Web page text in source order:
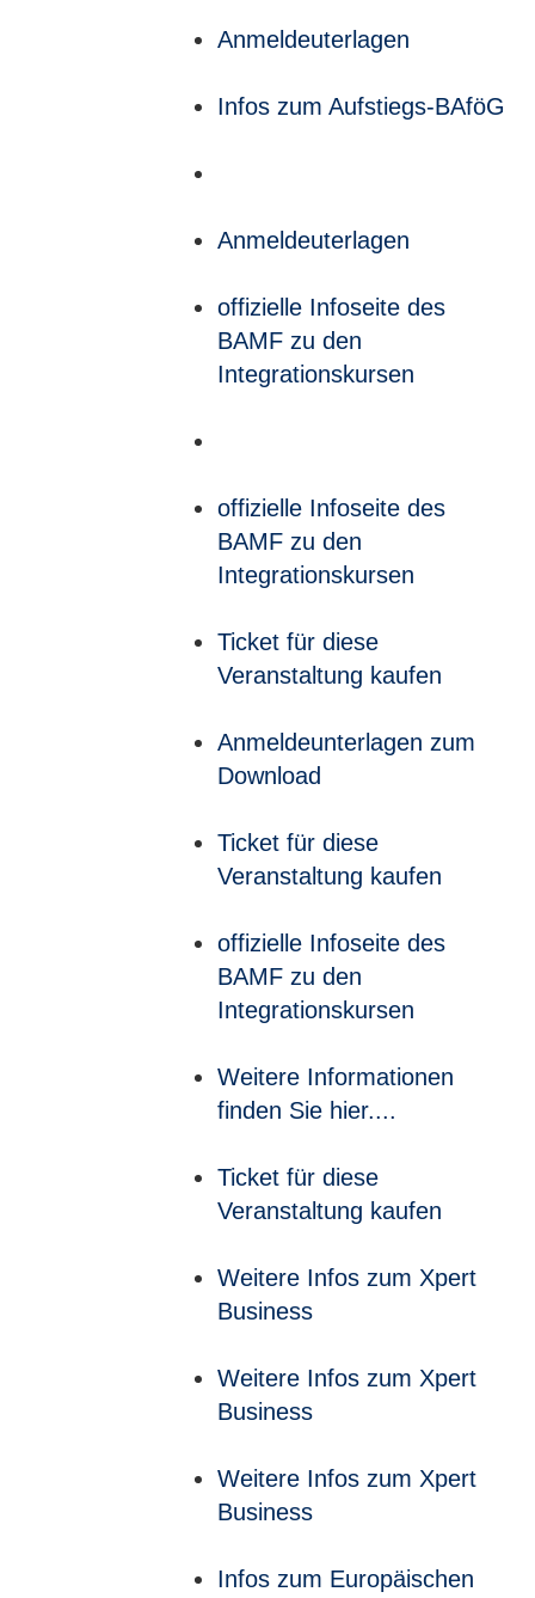
Anmeldeuterlagen
Infos zum Aufstiegs-BAföG
Anmeldeuterlagen
offizielle Infoseite des
BAMF zu den
Integrationskursen
offizielle Infoseite des
BAMF zu den
Integrationskursen
Ticket für diese
Veranstaltung kaufen
Anmeldeunterlagen zum
Download
Ticket für diese
Veranstaltung kaufen
offizielle Infoseite des
BAMF zu den
Integrationskursen
Weitere Informationen
finden Sie hier....
Ticket für diese
Veranstaltung kaufen
Weitere Infos zum Xpert
Business
Weitere Infos zum Xpert
Business
Weitere Infos zum Xpert
Business
Infos zum Europäischen